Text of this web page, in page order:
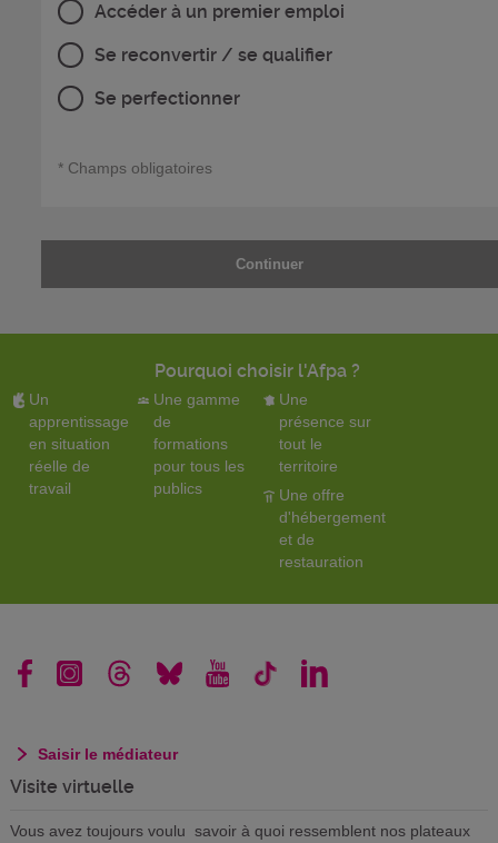
Accéder à un premier emploi
Se reconvertir / se qualifier
Se perfectionner
* Champs obligatoires
Pourquoi choisir l'Afpa ?
Un
apprentissage
en situation
réelle de
travail
Une gamme
de
formations
pour tous les
publics
Une
présence sur
tout le
territoire
Une offre
d'hébergement
et de
restauration
Saisir le médiateur
Visite virtuelle
Vous avez toujours voulu savoir à quoi ressemblent nos plateaux